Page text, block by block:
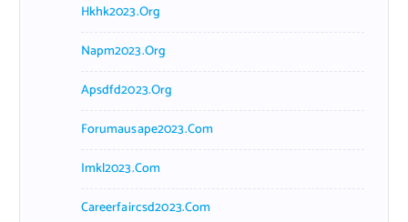
Hkhk2023.org
Napm2023.org
Apsdfd2023.org
Forumausape2023.com
Imkl2023.com
Careerfaircsd2023.com